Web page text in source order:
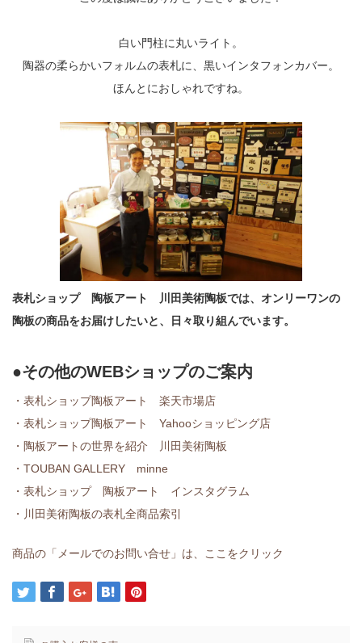
白い門柱に丸いライト。
陶器の柔らかいフォルムの表札に、黒いインタフォンカバー。
ほんとにおしゃれですね。
表札ショップ 陶板アート 川田美術陶板では、オンリーワンの
陶板の商品をお届けしたいと、日々取り組んでいます。
●その他のWEBショップのご案内
・表札ショップ陶板アート 楽天市場店
・表札ショップ陶板アート Yahooショッピング店
・陶板アートの世界を紹介 川田美術陶板
・TOUBAN GALLERY minne
・表札ショップ 陶板アート インスタグラム
・川田美術陶板の表札全商品索引
商品の「メールでのお問い合せ」は、ここをクリック